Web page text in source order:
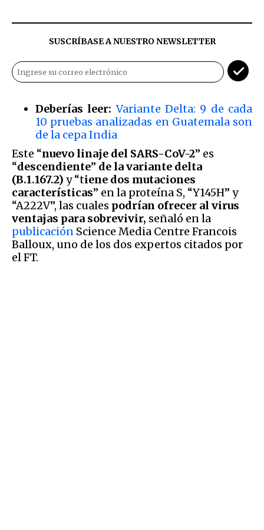
SUSCRÍBASE A NUESTRO NEWSLETTER
Deberías leer:Variante Delta: 9 de cada
10 pruebas analizadas en Guatemala son
de la cepa India
Este “nuevo linaje del SARS-CoV-2” es
“descendiente” de la variante delta
(B.1.167.2) y “tiene dos mutaciones
características” en la proteína S, “Y145H” y
“A222V”, las cuales podrían ofrecer al virus
ventajas para sobrevivir, señaló en la
publicación Science Media Centre Francois
Balloux, uno de los dos expertos citados por
el FT.